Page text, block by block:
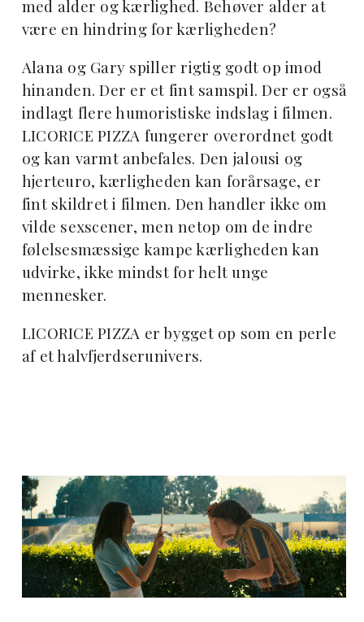
med alder og kærlighed. Behøver alder at
være en hindring for kærligheden?
Alana og Gary spiller rigtig godt op imod
hinanden. Der er et fint samspil. Der er også
indlagt flere humoristiske indslag i filmen.
LICORICE PIZZA fungerer overordnet godt
og kan varmt anbefales. Den jalousi og
hjerteuro, kærligheden kan forårsage, er
fint skildret i filmen. Den handler ikke om
vilde sexscener, men netop om de indre
følelsesmæssige kampe kærligheden kan
udvirke, ikke mindst for helt unge
mennesker.
LICORICE PIZZA er bygget op som en perle
af et halvfjerdserunivers.